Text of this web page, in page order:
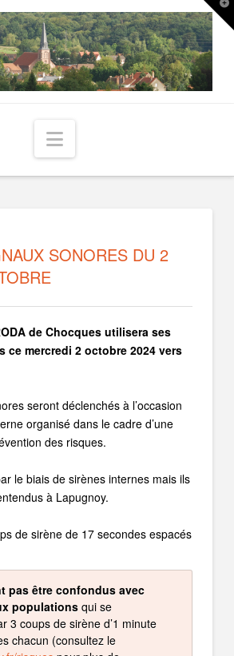
Navigation
SONORES DU 2
de Chocques utilisera ses
ce mercredi 2 octobre 2024 vers
seront déclenchés à l’occasion
organisé dans le cadre d’une
des risques.
le biais de sirènes internes mais ils
à Lapugnoy.
de sirène de 17 secondes espacés
pas être confondus avec
populationsqui se
3 coups de sirène d’1 minute
chacun (consultez le